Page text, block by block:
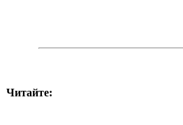
Читайте: